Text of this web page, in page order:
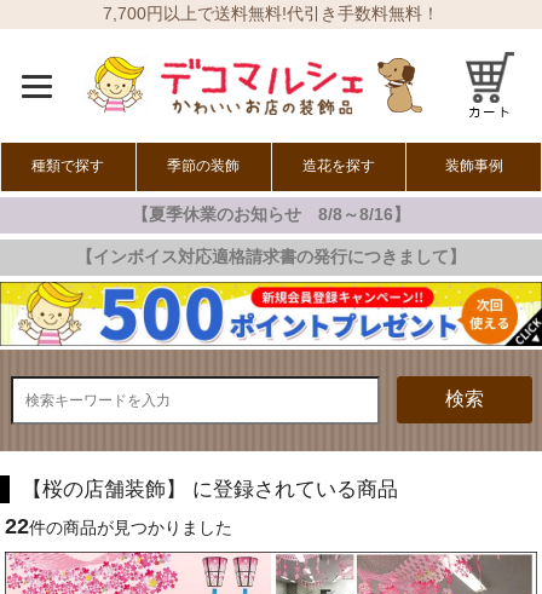
7,700円以上で送料無料!代引き手数料無料！
種類で探す 季節の装飾
春の装飾
夏の装飾
秋の装飾
冬の装飾
オールシーズン
造花を探す 装飾事例
【夏季休業のお知らせ 8/8～8/16】
【インボイス対応適格請求書の発行につきまして】
検索
【桜の店舗装飾】 に登録されている商品
22件の商品が見つかりました